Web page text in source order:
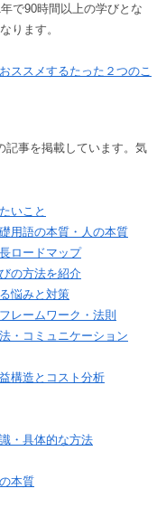
で90時間以上の学びとな
ります。
ススメするたった２つのこ
記事を掲載しています。気
いこと
用語の本質・人の本質
ロードマップ
の方法を紹介
悩みと対策
ームワーク・法則
・コミュニケーション
造とコスト分析
具体的な方法
本質